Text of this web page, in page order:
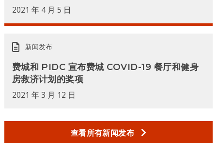
2021 年 4 月 5 日
新闻发布
费城和 PIDC 宣布费城 COVID-19 餐厅和健身
房救济计划的奖项
2021 年 3 月 12 日
查看所有新闻发布